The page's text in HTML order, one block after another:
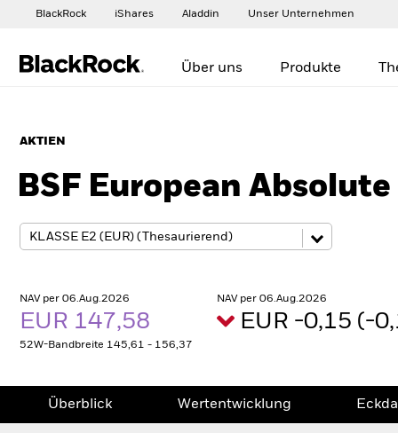
BlackRock iShares Aladdin Unser Unternehmen
Über uns Produkte
AKTIEN
BSF European
NAV per 06.Aug.2026
EUR 147,58
52W-Bandbreite 145,61 - 156,37
NAV per 06.Aug.2026
EUR -0,15 (-
Überblick Wertentwicklung